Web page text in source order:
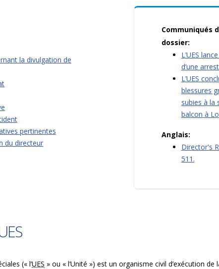
la divulgation de
pertinentes
du directeur
Communiqués
dossier:
L’UES
d’une
L’UES
blessures
subies à la
balcon à
Anglais:
Director's
511.
(« l’UES » ou « l’Unité ») est un organisme civil d’exécution